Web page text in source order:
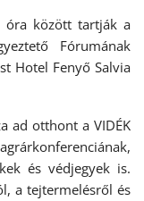
óra között tartják a
Fórumának
Hotel Fenyő Salvia
ad otthont a VIDÉK
és védjegyek is.
a tejtermelésről és